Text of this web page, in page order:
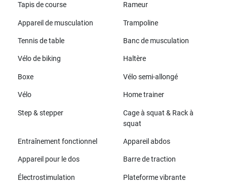
Tapis de course Rameur
Appareil de musculation Trampoline
Tennis de table Banc de musculation
Vélo de biking Haltère
Boxe Vélo semi-allongé
Vélo Home trainer
Step & stepper
Cage à squat & Rack à
squat
Entraînement fonctionnel Appareil abdos
Appareil pour le dos Barre de traction
Électrostimulation Plateforme vibrante